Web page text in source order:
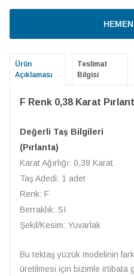
Ürün
Açıklaması
Teslimat
Bilgisi
F Renk 0,38 Karat
Değerli Taş Bilgileri
(Pırlanta)
Karat Ağırlığı: 0,38 Karat
Taş Adedi: 1 adet
Renk: F
Berraklık: SI
Şekil/Kesim: Yuvarlak
Bu tektaş yüzük modelinin
üretilmesi için bizimle irtibata